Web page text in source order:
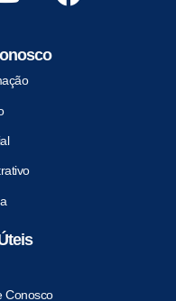
Conosco